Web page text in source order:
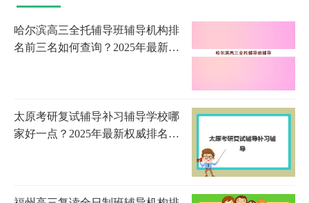
哈尔滨高三全托辅导班辅导机构排
名前三名如何查询？2025年最新权
太原考研复试辅导补习辅导学校哪
家好一点？2025年最新权威排名、